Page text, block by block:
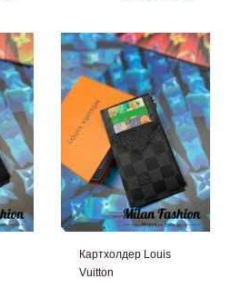
Картхолдер Louis
Vuitton